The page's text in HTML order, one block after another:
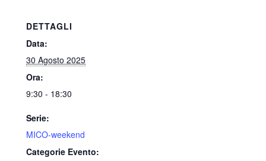
DETTAGLI
Data:
30 Agosto 2025
Ora:
9:30 - 18:30
Serie:
MICO-weekend
Categorie Evento: